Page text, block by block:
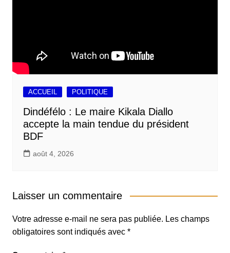
ACCUEIL POLITIQUE
Dindéfélo : Le maire Kikala Diallo
accepte la main tendue du président
BDF
août 4, 2026
Laisser un commentaire
Votre adresse e-mail ne sera pas publiée. Les champs
obligatoires sont indiqués avec *